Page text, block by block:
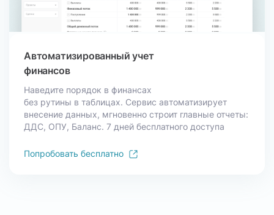
Автоматизированный учет
финансов
Наведите порядок в финансах
без рутины в таблицах. Сервис автоматизирует
внесение данных, мгновенно строит главные отчеты:
ДДС, ОПУ, Баланс. 7 дней бесплатного доступа
Попробовать бесплатно